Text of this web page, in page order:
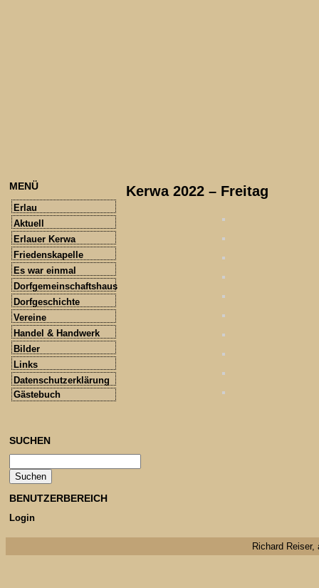
Kerwa 2022 – Freitag
MENÜ
Erlau
Aktuell
Erlauer Kerwa
Friedenskapelle
Es war einmal
Dorfgemeinschaftshaus
Dorfgeschichte
Vereine
Handel & Handwerk
Bilder
Links
Datenschutzerklärung
Gästebuch
SUCHEN
BENUTZERBEREICH
Login
Richard